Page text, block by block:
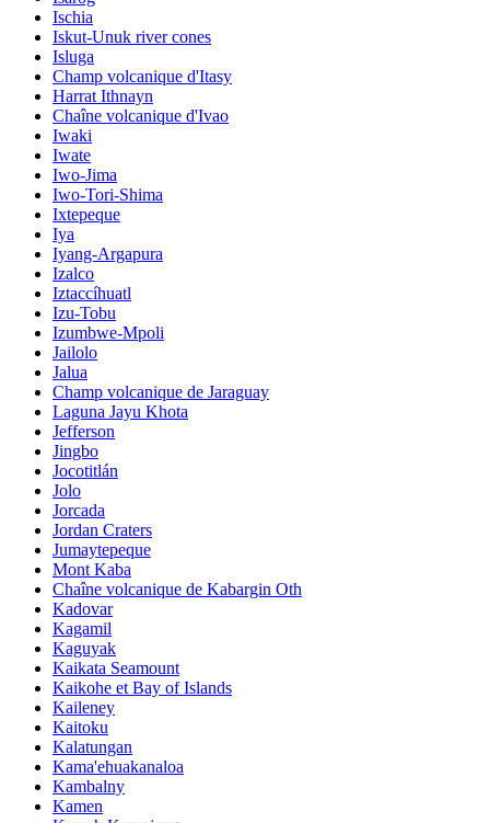
Ischia
Iskut-Unuk river cones
Isluga
Champ volcanique d'Itasy
Harrat Ithnayn
Chaîne volcanique d'Ivao
Iwaki
Iwate
Iwo-Jima
Iwo-Tori-Shima
Ixtepeque
Iya
Iyang-Argapura
Izalco
Iztaccíhuatl
Izu-Tobu
Izumbwe-Mpoli
Jailolo
Jalua
Champ volcanique de Jaraguay
Laguna Jayu Khota
Jefferson
Jingbo
Jocotitlán
Jolo
Jorcada
Jordan Craters
Jumaytepeque
Mont Kaba
Chaîne volcanique de Kabargin Oth
Kadovar
Kagamil
Kaguyak
Kaikata Seamount
Kaikohe et Bay of Islands
Kaileney
Kaitoku
Kalatungan
Kama'ehuakanaloa
Kambalny
Kamen